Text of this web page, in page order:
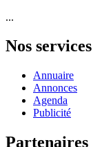
...
Nos services
Annuaire
Annonces
Agenda
Publicité
Partenaires